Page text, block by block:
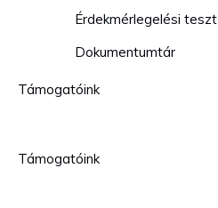
Érdekmérlegelési teszt
Dokumentumtár
Támogatóink
Támogatóink